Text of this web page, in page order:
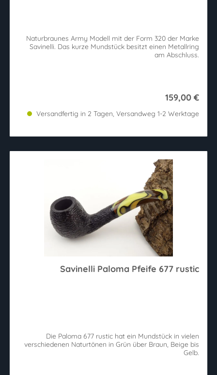
Naturbraunes Army Modell mit der Form 320 der Marke
Savinelli. Das kurze Mundstück besitzt einen Metallring
am Abschluss.
159,00 €
Versandfertig in 2 Tagen, Versandweg 1-2 Werktage
Savinelli Paloma Pfeife 677 rustic
Die Paloma 677 rustic hat ein Mundstück in vielen
verschiedenen Naturtönen in Grün über Braun, Beige bis
Gelb.